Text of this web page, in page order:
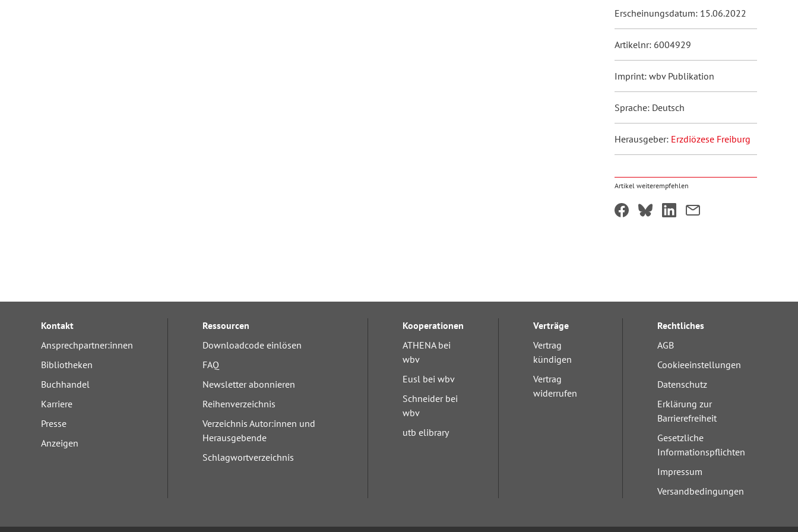
Erscheinungsdatum: 15.06.2022
Artikelnr: 6004929
Imprint: wbv Publikation
Sprache: Deutsch
Herausgeber: Erzdiözese Freiburg
Artikel weiterempfehlen
Kontakt
Ansprechpartner:innen
Bibliotheken
Buchhandel
Karriere
Presse
Anzeigen
Ressourcen
Downloadcode einlösen
FAQ
Newsletter abonnieren
Reihenverzeichnis
Verzeichnis Autor:innen und
Herausgebende
Schlagwortverzeichnis
Kooperationen
ATHENA bei
wbv
Eusl bei wbv
Schneider bei
wbv
utb elibrary
Verträge
Vertrag
kündigen
Vertrag
widerrufen
Rechtliches
AGB
Cookieeinstellungen
Datenschutz
Erklärung zur
Barrierefreiheit
Gesetzliche
Informationspflichten
Impressum
Versandbedingungen